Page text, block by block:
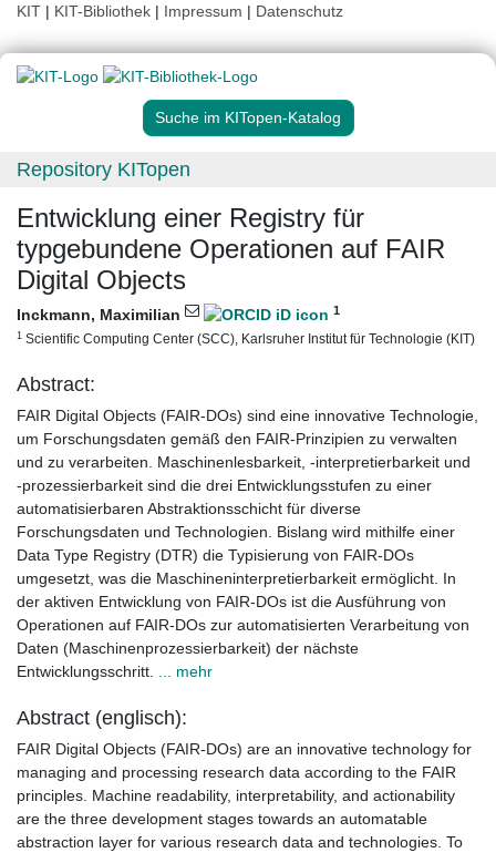
KIT | KIT-Bibliothek | Impressum | Datenschutz
Suche im KITopen-Katalog
Repository KITopen
Entwicklung einer Registry für
typgebundene Operationen auf FAIR
Digital Objects
Inckmann, Maximilian 1
1 Scientific Computing Center (SCC), Karlsruher Institut für Technologie (KIT)
Abstract:
FAIR Digital Objects (FAIR-DOs) sind eine innovative Technologie,
um Forschungsdaten gemäß den FAIR-Prinzipien zu verwalten
und zu verarbeiten. Maschinenlesbarkeit, -interpretierbarkeit und
-prozessierbarkeit sind die drei Entwicklungsstufen zu einer
automatisierbaren Abstraktionsschicht für diverse
Forschungsdaten und Technologien. Bislang wird mithilfe einer
Data Type Registry (DTR) die Typisierung von FAIR-DOs
umgesetzt, was die Maschineninterpretierbarkeit ermöglicht. In
der aktiven Entwicklung von FAIR-DOs ist die Ausführung von
Operationen auf FAIR-DOs zur automatisierten Verarbeitung von
Daten (Maschinenprozessierbarkeit) der nächste
Entwicklungsschritt.
... mehr
Abstract (englisch):
FAIR Digital Objects (FAIR-DOs) are an innovative technology for
managing and processing research data according to the FAIR
principles. Machine readability, interpretability, and actionability
are the three development stages towards an automatable
abstraction layer for various research data and technologies. To